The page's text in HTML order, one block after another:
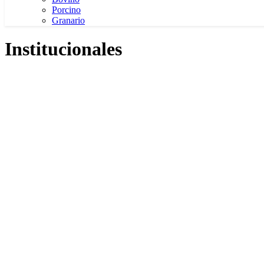
Porcino
Granario
Institucionales